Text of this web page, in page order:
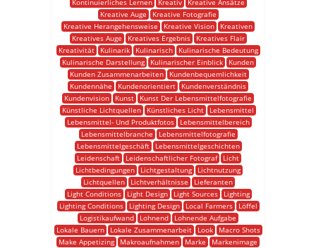
Kontinuierliches Lernen
Kreativ
Kreative Ansätze
Kreative Auge
Kreative Fotografie
Kreative Herangehensweise
Kreative Vision
Kreativen
Kreatives Auge
Kreatives Ergebnis
Kreatives Flair
Kreativität
Kulinarik Kulinarisch
Kulinarische Bedeutung
Kulinarische Darstellung
Kulinarischer Einblick
Kunden
Kunden Zusammenarbeiten
Kundenbequemlichkeit
Kundennähe
Kundenorientiert
Kundenverständnis
Kundenvision
Kunst
Kunst Der Lebensmittelfotografie
Künstliche Lichtquellen
Künstliches Licht
Lebensmittel
Lebensmittel- Und Produktfotos
Lebensmittelbereich
Lebensmittelbranche
Lebensmittelfotografie
Lebensmittelgeschäft
Lebensmittelgeschichten
Leidenschaft
Leidenschaftlicher Fotograf
Licht
Lichtbedingungen
Lichtgestaltung
Lichtnutzung
Lichtquellen
Lichtverhältnisse
Lieferanten
Light Conditions
Light Design Light Sources
Lighting
Lighting Conditions
Lighting Design Local Farmers
Löffel
Logistikaufwand
Lohnend
Lohnende Aufgabe
Lokale Bauern
Lokale Zusammenarbeit Look
Macro Shots
Make Appetizing
Makroaufnahmen Marke
Markenimage